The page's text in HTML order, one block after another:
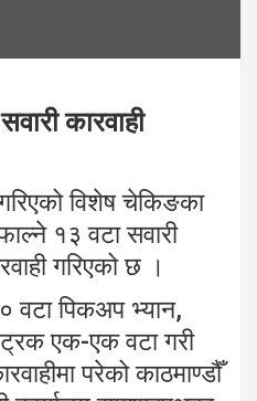
कारवाही
विशेष चेकिङका
१३ वटा सवारी
गरिएको छ ।
वटा पिकअप भ्यान,
ट्रक एक-एक वटा गरी
परेको काठमाण्डौँ